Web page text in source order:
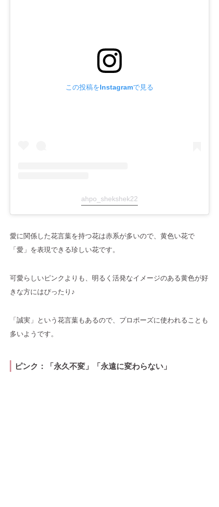
この投稿をInstagramで見る
ahpo_shekshek22
愛に関係した花言葉を持つ花は赤系が多いので、黄色い花で
「愛」を表現できる珍しい花です。
可愛らしいピンクよりも、明るく活発なイメージのある黄色が好
きな方にはぴったり♪
「誠実」という花言葉もあるので、プロポーズに使われることも
多いようです。
ピンク：「永久不変」「永遠に変わらない」